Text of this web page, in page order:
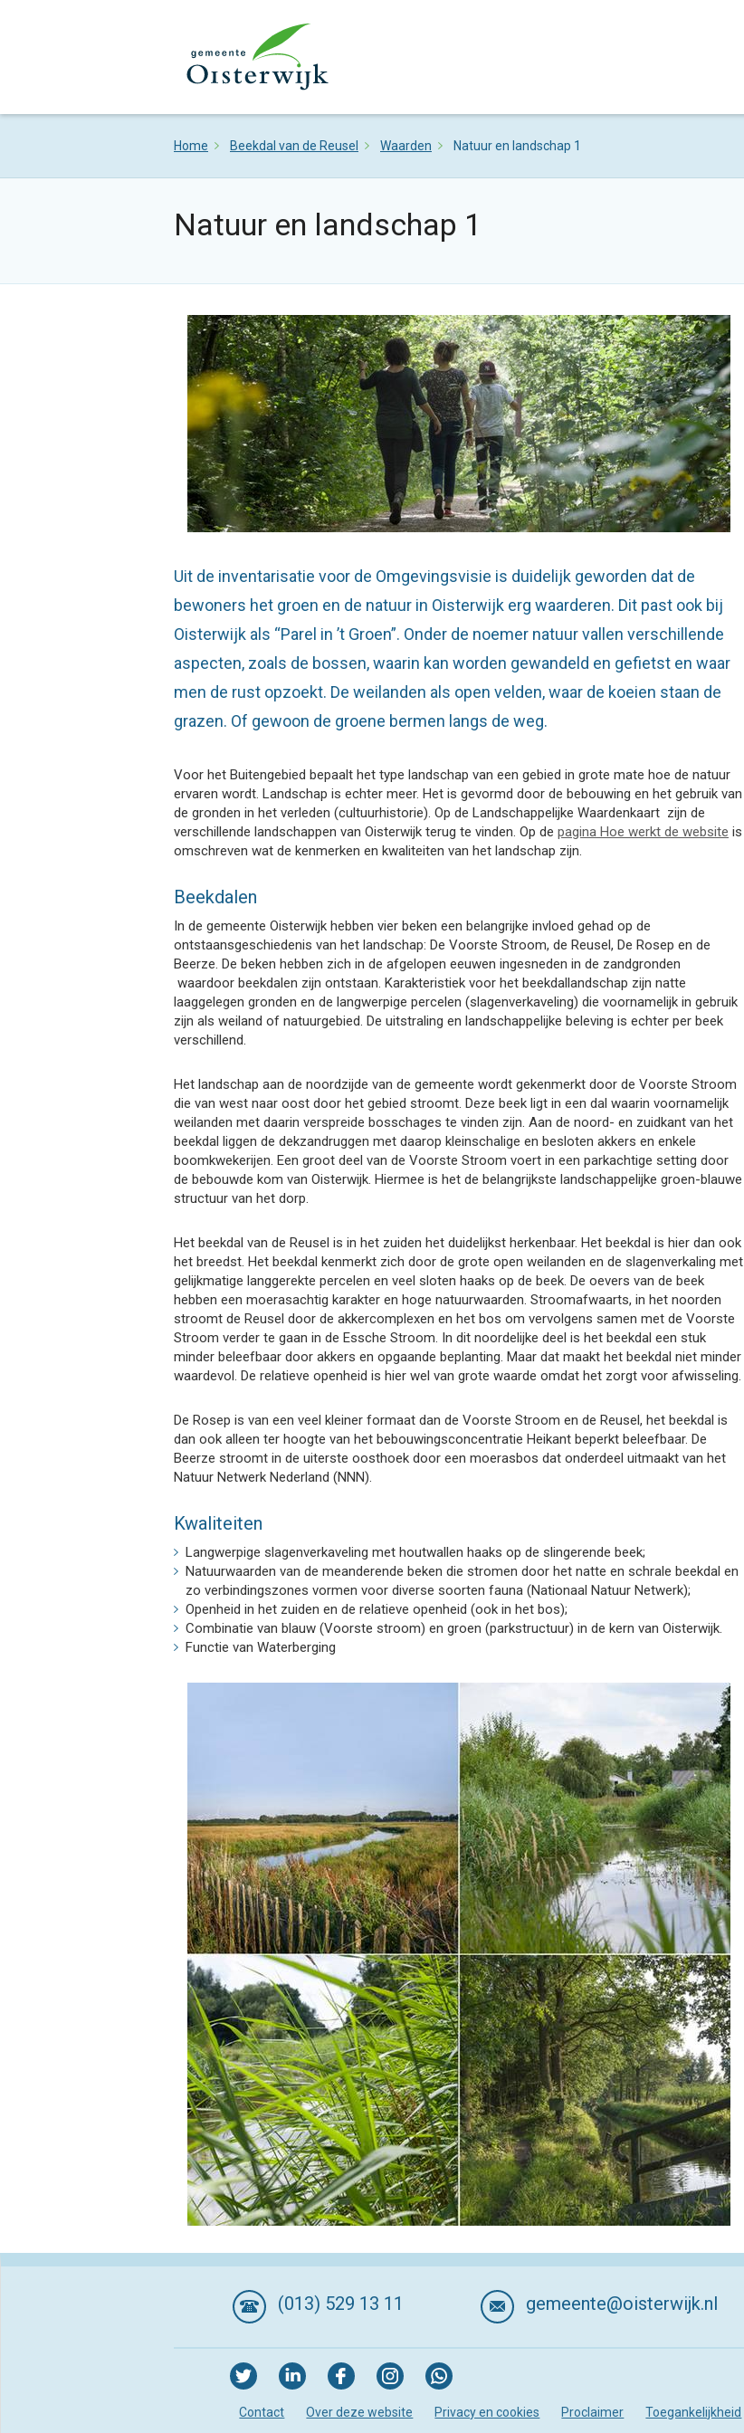
Home Beekdal van de Reusel Waarden Natuur en landschap 1
Natuur en landschap 1
Uit de inventarisatie voor de Omgevingsvisie is duidelijk geworden dat de
bewoners het groen en de natuur in Oisterwijk erg waarderen. Dit past ook bij
Oisterwijk als “Parel in ’t Groen”. Onder de noemer natuur vallen verschillende
aspecten, zoals de bossen, waarin kan worden gewandeld en gefietst en waar
men de rust opzoekt. De weilanden als open velden, waar de koeien staan de
grazen. Of gewoon de groene bermen langs de weg.
Voor het Buitengebied bepaalt het type landschap van een gebied in grote mate hoe de natuur
ervaren wordt. Landschap is echter meer. Het is gevormd door de bebouwing en het gebruik van
de gronden in het verleden (cultuurhistorie). Op de Landschappelijke Waardenkaart zijn de
verschillende landschappen van Oisterwijk terug te vinden. Op de pagina Hoe werkt de website is
omschreven wat de kenmerken en kwaliteiten van het landschap zijn.
Beekdalen
In de gemeente Oisterwijk hebben vier beken een belangrijke invloed gehad op de
ontstaansgeschiedenis van het landschap: De Voorste Stroom, de Reusel, De Rosep en de
Beerze. De beken hebben zich in de afgelopen eeuwen ingesneden in de zandgronden
waardoor beekdalen zijn ontstaan. Karakteristiek voor het beekdallandschap zijn natte
laaggelegen gronden en de langwerpige percelen (slagenverkaveling) die voornamelijk in gebruik
zijn als weiland of natuurgebied. De uitstraling en landschappelijke beleving is echter per beek
verschillend.
Het landschap aan de noordzijde van de gemeente wordt gekenmerkt door de Voorste Stroom
die van west naar oost door het gebied stroomt. Deze beek ligt in een dal waarin voornamelijk
weilanden met daarin verspreide bosschages te vinden zijn. Aan de noord- en zuidkant van het
beekdal liggen de dekzandruggen met daarop kleinschalige en besloten akkers en enkele
boomkwekerijen. Een groot deel van de Voorste Stroom voert in een parkachtige setting door
de bebouwde kom van Oisterwijk. Hiermee is het de belangrijkste landschappelijke groen-blauwe
structuur van het dorp.
Het beekdal van de Reusel is in het zuiden het duidelijkst herkenbaar. Het beekdal is hier dan ook
het breedst. Het beekdal kenmerkt zich door de grote open weilanden en de slagenverkaling met
gelijkmatige langgerekte percelen en veel sloten haaks op de beek. De oevers van de beek
hebben een moerasachtig karakter en hoge natuurwaarden. Stroomafwaarts, in het noorden
stroomt de Reusel door de akkercomplexen en het bos om vervolgens samen met de Voorste
Stroom verder te gaan in de Essche Stroom. In dit noordelijke deel is het beekdal een stuk
minder beleefbaar door akkers en opgaande beplanting. Maar dat maakt het beekdal niet minder
waardevol. De relatieve openheid is hier wel van grote waarde omdat het zorgt voor afwisseling.
De Rosep is van een veel kleiner formaat dan de Voorste Stroom en de Reusel, het beekdal is
dan ook alleen ter hoogte van het bebouwingsconcentratie Heikant beperkt beleefbaar. De
Beerze stroomt in de uiterste oosthoek door een moerasbos dat onderdeel uitmaakt van het
Natuur Netwerk Nederland (NNN).
Kwaliteiten
Langwerpige slagenverkaveling met houtwallen haaks op de slingerende beek;
Natuurwaarden van de meanderende beken die stromen door het natte en schrale beekdal en
zo verbindingszones vormen voor diverse soorten fauna (Nationaal Natuur Netwerk);
Openheid in het zuiden en de relatieve openheid (ook in het bos);
Combinatie van blauw (Voorste stroom) en groen (parkstructuur) in de kern van Oisterwijk.
Functie van Waterberging
(013) 529 13 11 gemeente@oisterwijk.nl
Contact Over deze website Privacy en cookies Proclaimer Toegankelijkheid